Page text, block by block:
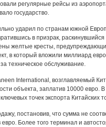
регулярные рейсы из
государство.
ударил по странам южной
в призрак,
желтые кресты,
в который вложили миллиард
техническое обслуживание.
International, возглавляемый
объекта, заплатив 10000 евро.
точек экспорта Китайских
постановив, что сумма не
Более того терминал и